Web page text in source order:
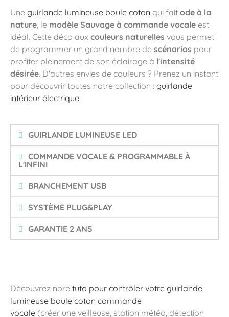
Une guirlande lumineuse boule coton qui fait ode à la
nature, le modèle Sauvage à commande vocale est
idéal. Cette déco aux couleurs naturelles vous permet
de programmer un grand nombre de scénarios pour
profiter pleinement de son éclairage à l'intensité
désirée. D'autres envies de couleurs ? Prenez un instant
pour découvrir toutes notre collection : guirlande
intérieur électrique.
GUIRLANDE LUMINEUSE LED
COMMANDE VOCALE & PROGRAMMABLE À
L'INFINI
BRANCHEMENT USB
SYSTÈME PLUG&PLAY
GARANTIE 2 ANS
Découvrez nore tuto pour contrôler votre guirlande
lumineuse boule coton commande
vocale (créer une veilleuse, station météo, détection